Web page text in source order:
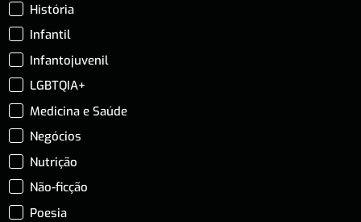
História
Infantil
Infantojuvenil
LGBTQIA+
Medicina e Saúde
Negócios
Nutrição
Não-ficção
Poesia